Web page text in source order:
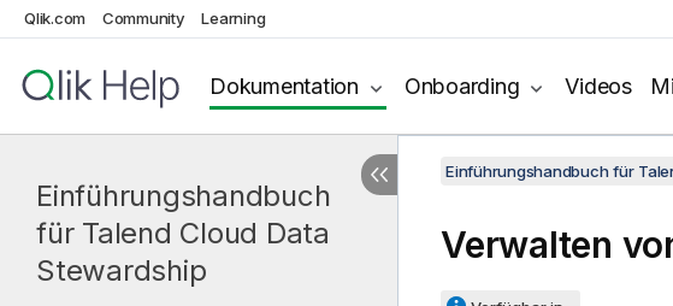
Qlik.com Community Learning
Dokumentation Onboarding Videos
Einführungshandbuch
für Talend Cloud Data
Stewardship
Einführungshandbuch für
Verwalten